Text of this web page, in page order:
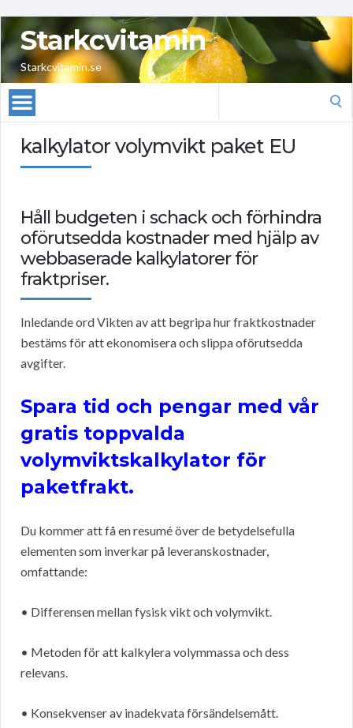
Starkcvitamin
Starkcvitamin.se
kalkylator volymvikt paket EU
Håll budgeten i schack och förhindra
oförutsedda kostnader med hjälp av
webbaserade kalkylatorer för
fraktpriser.
Inledande ord Vikten av att begripa hur fraktkostnader
bestäms för att ekonomisera och slippa oförutsedda
avgifter.
Spara tid och pengar med vår
gratis toppvalda
volymviktskalkylator för
paketfrakt.
Du kommer att få en resumé över de betydelsefulla
elementen som inverkar på leveranskostnader,
omfattande:
• Differensen mellan fysisk vikt och volymvikt.
• Metoden för att kalkylera volymmassa och dess
relevans.
• Konsekvenser av inadekvata försändelsemått.